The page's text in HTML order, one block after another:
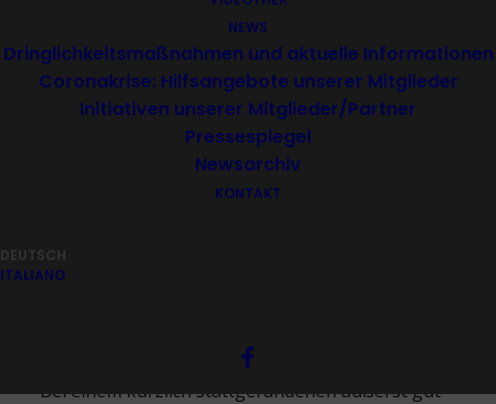
NEWS
Dringlichkeitsmaßnahmen und aktuelle Informationen
Coronakrise: Hilfsangebote unserer Mitglieder
Initiativen unserer Mitglieder/Partner
Pressespiegel
Newsarchiv
KONTAKT
DEUTSCH
ITALIANO
26.02. | Dolomiten
Bei einem kürzlich stattgefundenen äußerst gut